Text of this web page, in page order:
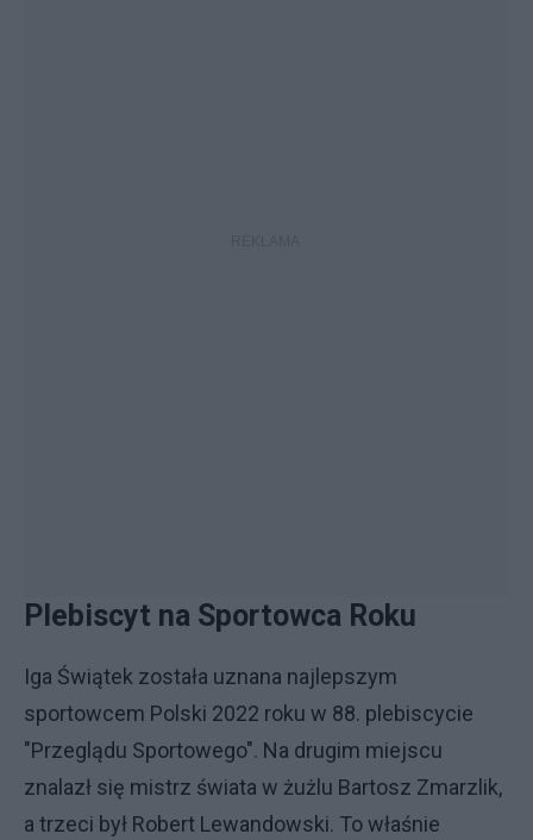
Plebiscyt na Sportowca Roku
Iga Świątek została uznana najlepszym
sportowcem Polski 2022 roku w 88. plebiscycie
"Przeglądu Sportowego". Na drugim miejscu
znalazł się mistrz świata w żużlu Bartosz Zmarzlik,
a trzeci był Robert Lewandowski. To właśnie